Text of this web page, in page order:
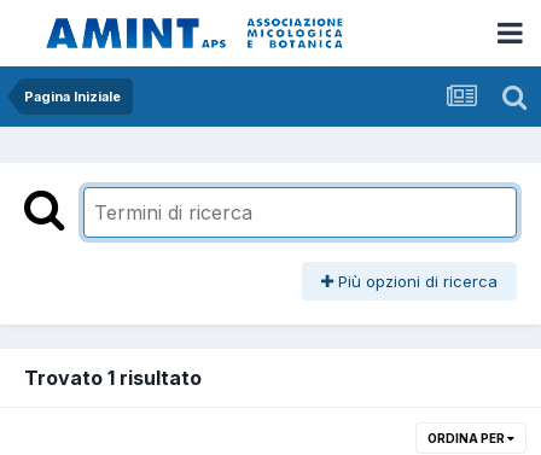
Pagina Iniziale
Più opzioni di ricerca
Trovato 1 risultato
ORDINA PER